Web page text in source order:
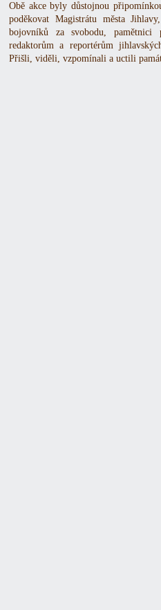
Obě akce byly důstojnou
poděkovat Magistrátu města
bojovníků za svobodu,
redaktorům a reportérům
Přišli, viděli, vzpomínali a uctili